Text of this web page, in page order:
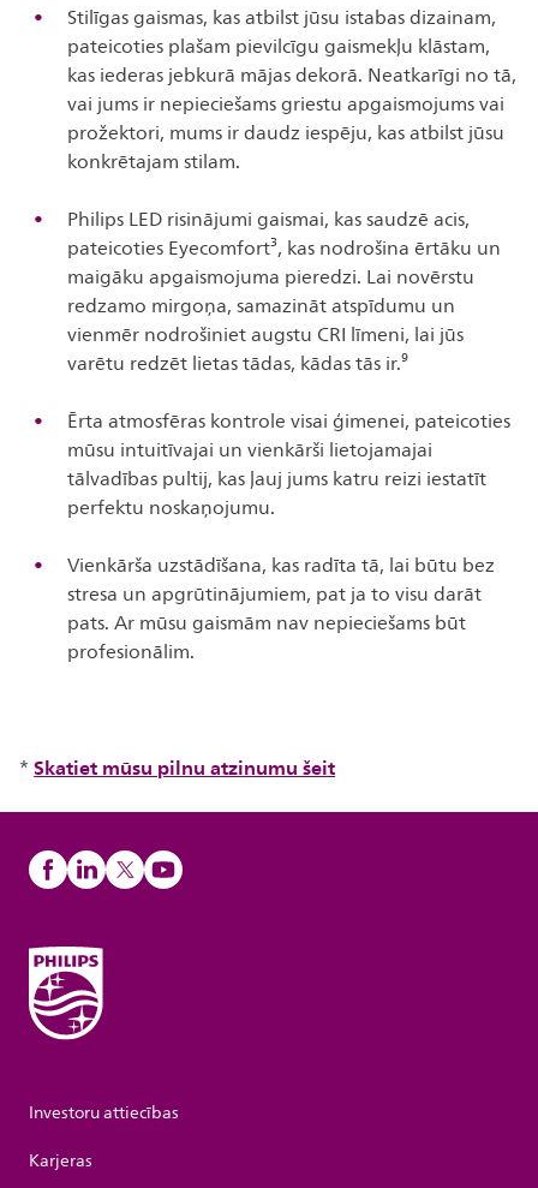
Stilīgas gaismas, kas atbilst jūsu istabas dizainam,
pateicoties plašam pievilcīgu gaismekļu klāstam,
kas iederas jebkurā mājas dekorā. Neatkarīgi no tā,
vai jums ir nepieciešams griestu apgaismojums vai
prožektori, mums ir daudz iespēju, kas atbilst jūsu
konkrētajam stilam.
Philips LED risinājumi gaismai, kas saudzē acis,
pateicoties Eyecomfort³, kas nodrošina ērtāku un
maigāku apgaismojuma pieredzi. Lai novērstu
redzamo mirgoņa, samazināt atspīdumu un
vienmēr nodrošiniet augstu CRI līmeni, lai jūs
varētu redzēt lietas tādas, kādas tās ir.⁹
Ērta atmosfēras kontrole visai ģimenei, pateicoties
mūsu intuitīvajai un vienkārši lietojamajai
tālvadības pultij, kas ļauj jums katru reizi iestatīt
perfektu noskaņojumu.
Vienkārša uzstādīšana, kas radīta tā, lai būtu bez
stresa un apgrūtinājumiem, pat ja to visu darāt
pats. Ar mūsu gaismām nav nepieciešams būt
profesionālim.
*Skatiet mūsu pilnu atzinumu šeit
Investoru attiecības
Karjeras